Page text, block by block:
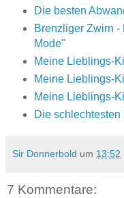
Die besten
Brenzliger Zwirn
Mode"
Meine Lieblings-
Meine Lieblings-
Meine Lieblings-
Die
Sir Donnerbold um 13:52
7 Kommentare: